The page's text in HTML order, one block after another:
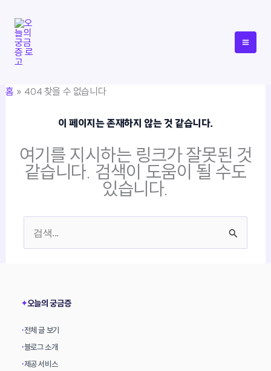
너홈 404 찾을 수 없습니다
이 페이지는 존재하지 않는 것 같습니다.
여기를 지시하는 링크가 잘못된 것
같습니다. 검색이 도움이 될 수도
있습니다.
✦오늘의 궁금증
•전체 글 보기
•블로그 소개
•제공 서비스